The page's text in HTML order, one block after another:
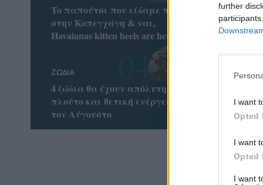
further
I want
Opted
I want
Opted
I want
To παπούτσι που είδαμε παντού
στην Κοπεγχάγη & ναι,
Havaianas kitten heels are here!
ΖΩΔΙΑ
4 ζώδια θα έχουν απόλυτη τύχη,
πλούτο και θετική ενέργεια όλο
τον Αύγουστο